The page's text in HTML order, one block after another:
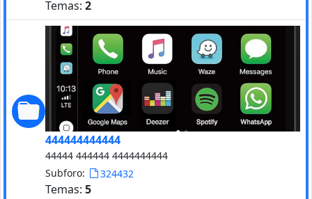
Temas: 2
444444444444
44444 444444 4444444444
Subforo:
324432
Temas: 5